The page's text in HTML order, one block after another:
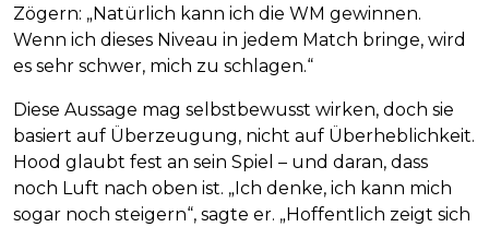
Zögern: „Natürlich kann ich die WM gewinnen.
Wenn ich dieses Niveau in jedem Match bringe, wird
es sehr schwer, mich zu schlagen.“
Diese Aussage mag selbstbewusst wirken, doch sie
basiert auf Überzeugung, nicht auf Überheblichkeit.
Hood glaubt fest an sein Spiel – und daran, dass
noch Luft nach oben ist. „Ich denke, ich kann mich
sogar noch steigern“, sagte er. „Hoffentlich zeigt sich